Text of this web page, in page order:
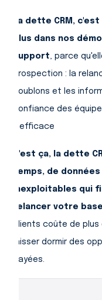
La dette CRM,
plus dans nos
support, parce
prospection : la
doublons et les
confiance des
inefficace
C'est ça, la dette
temps, de
inexploitables qui
relancer votre base
clients coûte de plus
laisser dormir des
payées.